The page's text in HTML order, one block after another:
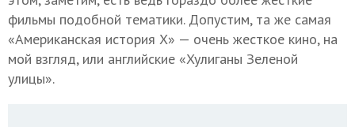
фильмы подобной тематики. Допустим, та же самая
«Американская история Х» — очень жесткое кино, на
мой взгляд, или английские «Хулиганы Зеленой
улицы».